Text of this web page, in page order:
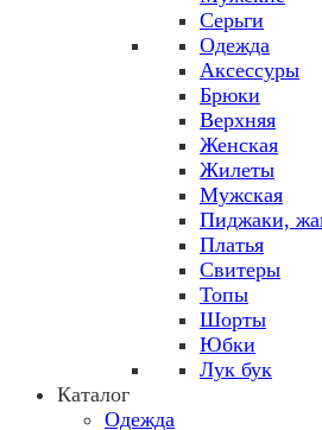
Серьги
Одежда
Аксессуры
Брюки
Верхняя
Женская
Жилеты
Мужская
Пиджаки,
Платья
Свитеры
Топы
Шорты
Юбки
Лук бук
Каталог
Одежда